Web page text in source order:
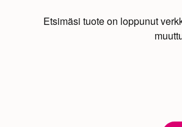
Etsimäsi tuote on loppunut